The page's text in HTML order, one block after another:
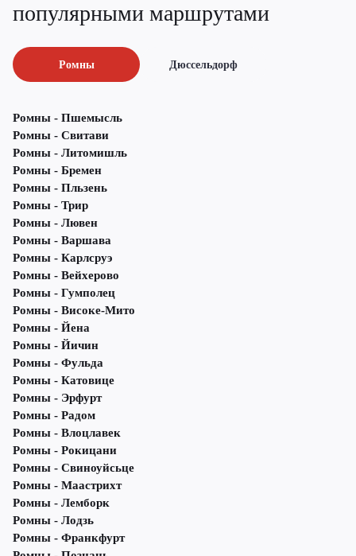
популярными маршрутами
Ромны Дюссельдорф
Ромны - Пшемысль
Ромны - Свитави
Ромны - Литомишль
Ромны - Бремен
Ромны - Пльзень
Ромны - Трир
Ромны - Лювен
Ромны - Варшава
Ромны - Карлсруэ
Ромны - Вейхерово
Ромны - Гумполец
Ромны - Високе-Мито
Ромны - Йена
Ромны - Йичин
Ромны - Фульда
Ромны - Катовице
Ромны - Эрфурт
Ромны - Радом
Ромны - Влоцлавек
Ромны - Рокицани
Ромны - Свиноуйсьце
Ромны - Маастрихт
Ромны - Лемборк
Ромны - Лодзь
Ромны - Франкфурт